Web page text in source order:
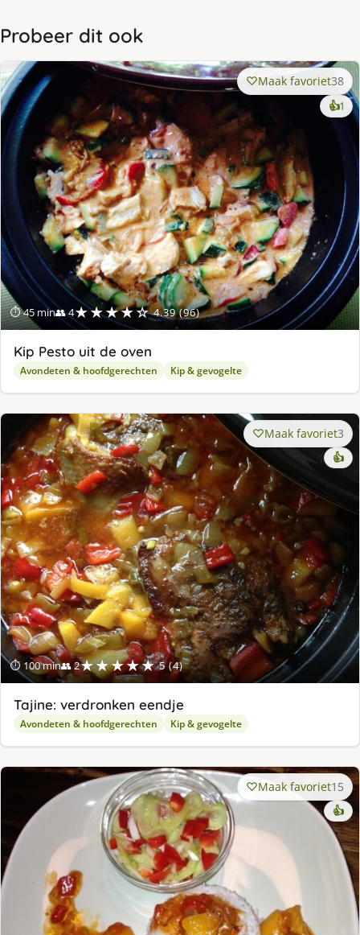
Probeer dit ook
⏱ 45 min👥 4★★★★☆ 4.39 (96)
Maak favoriet38
👍1
Kip Pesto uit de oven
Avondeten & hoofdgerechten Kip & gevogelte
⏱ 100 min👥 2★★★★★ 5 (4)
Maak favoriet3
👍
Tajine: verdronken eendje
Avondeten & hoofdgerechten Kip & gevogelte
Maak favoriet15
👍